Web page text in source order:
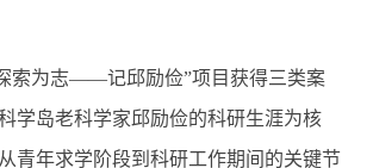
索为志——记邱励俭”项目获得三类案
学岛老科学家邱励俭的科研生涯为核
青年求学阶段到科研工作期间的关键节